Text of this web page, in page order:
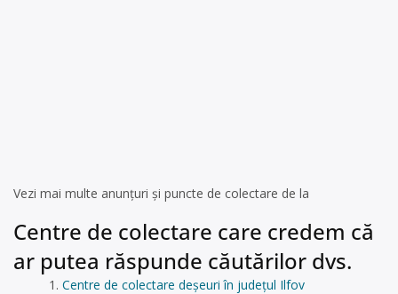
Vezi mai multe anunțuri și puncte de colectare de la
Centre de colectare care credem că
ar putea răspunde căutărilor dvs.
Centre de colectare deșeuri în județul Ilfov